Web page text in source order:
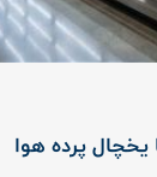
پرده هوا